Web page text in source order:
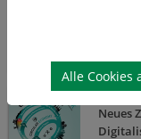
Am
Neues
Alle Cookies